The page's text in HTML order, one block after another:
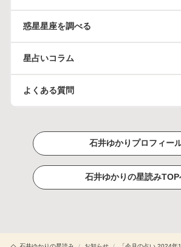
惑星星座を調べる
星占いコラム
よくある質問
石井ゆかりプロフィー
石井ゆかりの星読みTOP